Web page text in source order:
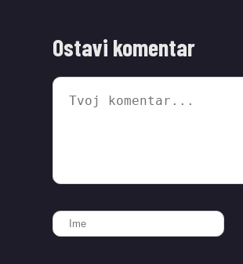
Ostavi komentar